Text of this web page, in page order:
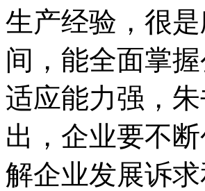
生产经验，很
间，能全面掌
适应能力强，
出，企业要不
解企业发展诉